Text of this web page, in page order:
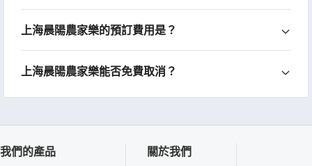
上海晨陽農家樂的預訂費用是？
上海晨陽農家樂能否免費取消？
我們的產品 關於我們